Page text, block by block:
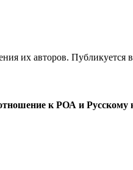
их авторов. Публикуется в
к РОА и Русскому